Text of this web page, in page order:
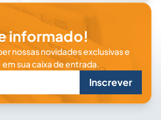
informado!
nossas novidades exclusivas e
sua caixa de entrada.
Inscrever